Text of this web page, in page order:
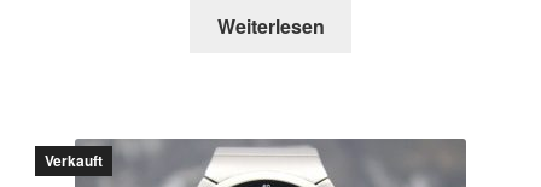
Weiterlesen
Verkauft